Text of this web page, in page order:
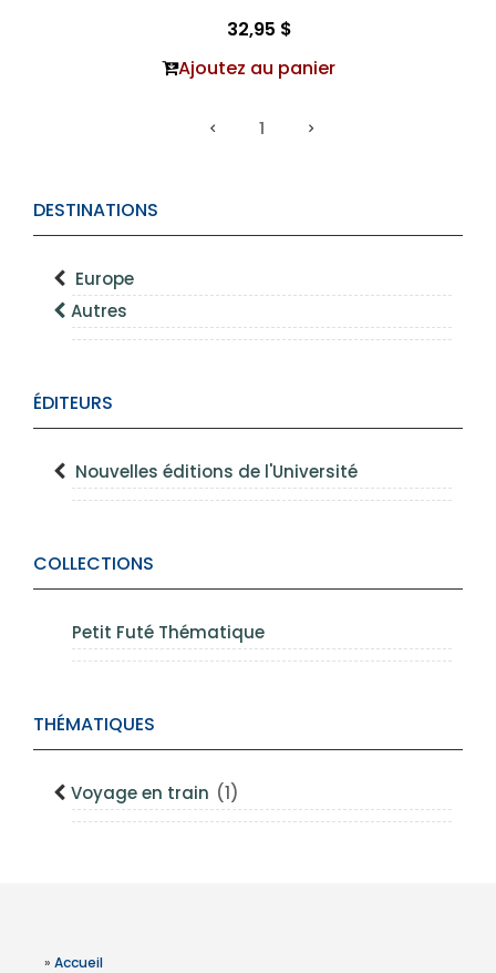
DESTINATIONS
Europe
Autres
ÉDITEURS
Nouvelles éditions de l'Université
COLLECTIONS
Petit Futé Thématique
THÉMATIQUES
Voyage en train (1)
32,95 $
Ajoutez au panier
1
» Accueil